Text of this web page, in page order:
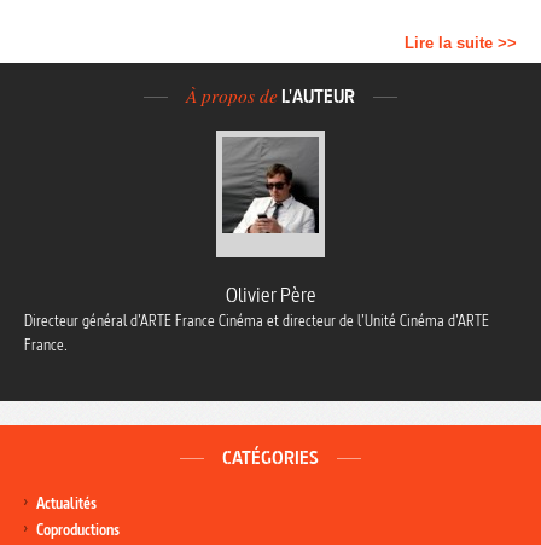
Lire la suite >>
À propos de L'AUTEUR
Olivier Père
Directeur général d’ARTE France Cinéma et directeur de l’Unité Cinéma d’ARTE
France.
CATÉGORIES
Actualités
Coproductions